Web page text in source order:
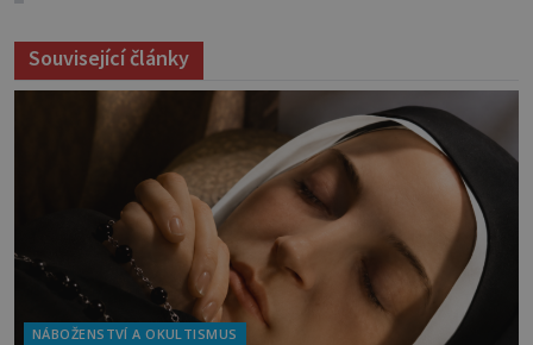
Související články
NÁBOŽENSTVÍ A OKULTISMUS